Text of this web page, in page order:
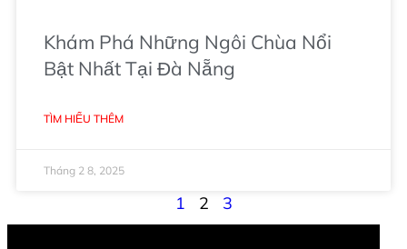
Khám Phá Những Ngôi Chùa Nổi
Bật Nhất Tại Đà Nẵng
TÌM HIỂU THÊM
Tháng 2 8, 2025
1 2 3